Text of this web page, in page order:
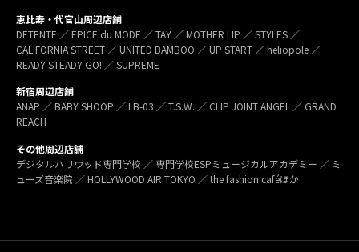
恵比寿・代官山周辺店舗
DÉTENTE ／ EPICE du MODE ／ TAY ／ MOTHER LIP ／ STYLES ／
CALIFORNIA STREET ／ UNITED BAMBOO ／ UP START ／ heliopole ／
READY STEADY GO! ／ SUPREME
新宿周辺店舗
ANAP ／ BABY SHOOP ／ LB-03 ／ T.S.W. ／ CLIP JOINT ANGEL ／ GRAND
REACH
その他周辺店舗
デジタルハリウッド専門学校 ／ 専門学校ESPミュージカルアカデミー ／ ミ
ューズ音楽院 ／ HOLLYWOOD AIR TOKYO ／ the fashion caféほか